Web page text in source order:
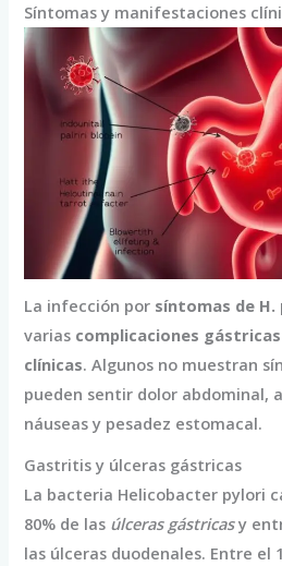
Síntomas y manifestaciones
La infección por síntomas de H.
varias complicaciones gástricas
clínicas. Algunos no muestran
pueden sentir dolor abdominal,
náuseas y pesadez estomacal.
Gastritis y úlceras gástricas
La bacteria Helicobacter pylori
80% de las úlceras gástricasy
las úlceras duodenales. Entre el